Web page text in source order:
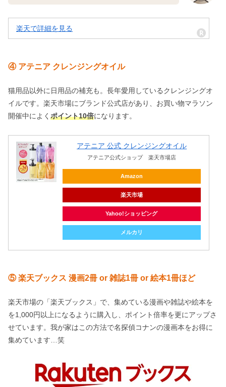
楽天で詳細を見る
④ アテニア クレンジングオイル
猫用品以外に日用品の補充も。長年愛用しているクレンジングオ
イルです。楽天市場にブランド公式店があり、お買い物マラソン
開催中によく ポイント10倍になります。
アテニア 公式 クレンジングオイル
アテニア公式ショップ 楽天市場店
Amazon
楽天市場
Yahoo!ショッピング
メルカリ
⑤ 楽天ブックス 漫画2冊 or 雑誌1冊 or 絵本1冊ほど
楽天市場の「楽天ブックス」で、集めている漫画や雑誌や絵本を
を1,000円以上になるように購入し、ポイント倍率を更にアップさ
せています。我が家はこの方法で名探偵コナンの漫画本をお得に
集めています…笑